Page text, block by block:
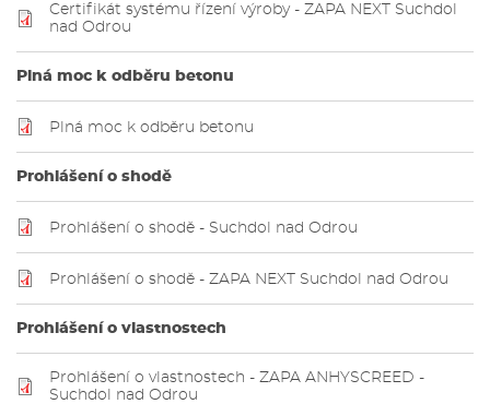
Certifikát systému řízení výroby - ZAPA NEXT Suchdol
nad Odrou
Plná moc k odběru betonu
Plná moc k odběru betonu
Prohlášení o shodě
Prohlášení o shodě - Suchdol nad Odrou
Prohlášení o shodě - ZAPA NEXT Suchdol nad Odrou
Prohlášení o vlastnostech
Prohlášení o vlastnostech - ZAPA ANHYSCREED -
Suchdol nad Odrou